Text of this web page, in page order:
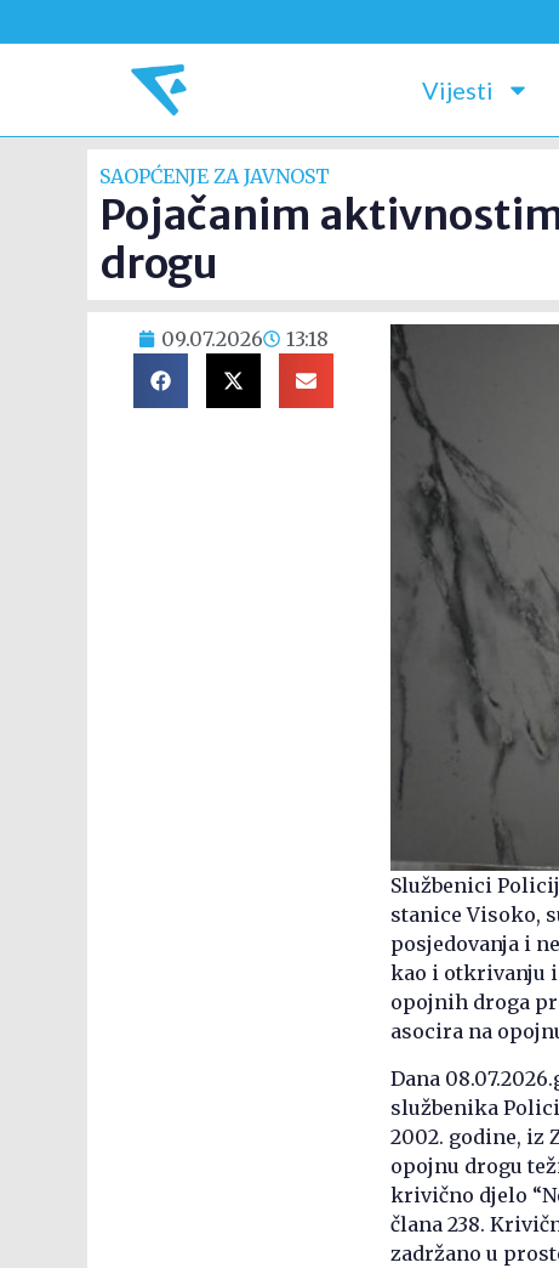
Vijesti
SAOPĆENJE ZA JAVNOST
Pojačanim
drogu
09.07.2026 13:18
Službenici
stanice Visoko,
posjedovanja i
kao i otkrivanju i
opojnih droga
asocira na
Dana
službenika
2002. godine, iz
opojnu drogu
krivično djelo
člana 238.
zadržano u